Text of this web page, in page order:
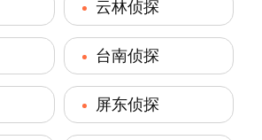
云林侦探
台南侦探
屏东侦探